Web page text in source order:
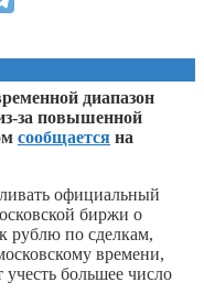
диапазон
за повышенной
сообщается на
официальный
биржи о
рублю по сделкам,
времени,
большее число